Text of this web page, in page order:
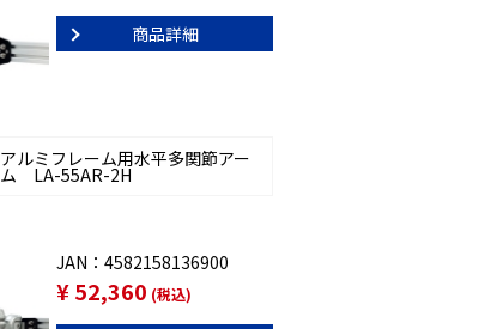
商品詳細
アルミフレーム用水平多関節アー
ム LA-55AR-2H
JAN：4582158136900
¥ 52,360 (税込)